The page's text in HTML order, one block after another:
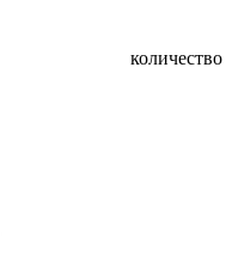
количество